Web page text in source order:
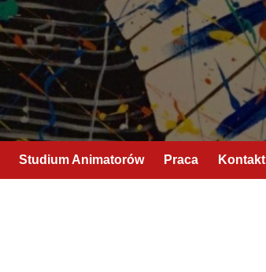
Studium Animatorów Praca Kontakt